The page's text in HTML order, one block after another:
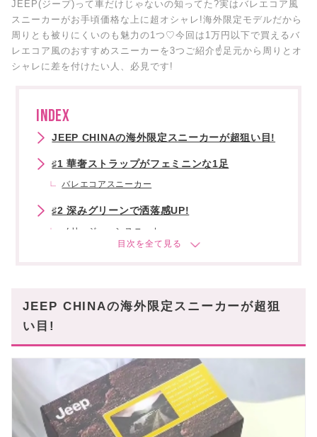
JEEP(ジープ)って車だけじゃないの知ってた?実はバレエコア風
スニーカーがお手頃価格な上に超オシャレ!海外限定モデルだから
周りとも被りにくいのも魅力の1つ♡今回は1万円以下で買えるバ
レエコア風のおすすめスニーカーを3つご紹介☝足元から周りとオ
シャレに差を付けたい人、必見です!
INDEX
JEEP CHINAの海外限定スニーカーが超狙い目!
♯1 華奢ストラップがフェミニンな1足
バレエコアスニーカー
♯2 深みグリーンで洒落感UP!
メリージェーンスニーカー
JEEP CHINAのスニーカーならBUYMAがおすす
JEEP CHINAの海外限定スニーカーが超狙
い目!